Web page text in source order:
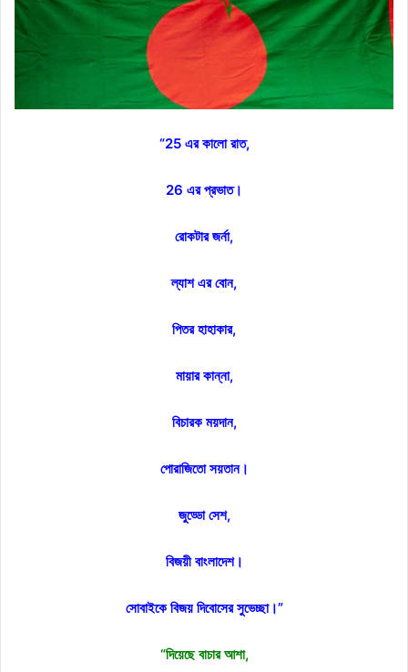
“25 এর কালো রাত,
26 এর প্রভাত।
রোকটার জর্না,
ল্যাশ এর বোন,
পিতর হাহাকার,
মায়ার কান্না,
বিচারক ময়দান,
পোরাজিতো সয়তান।
জুড্ডো সেশ,
বিজয়ী বাংলাদেশ।
সোবাইকে বিজয় দিবোসের সুভেচ্ছা।”
“দিয়েছে বাচার আশা,